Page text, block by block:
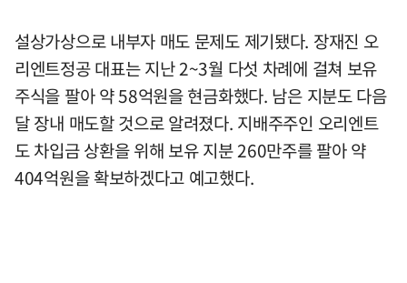
설상가상으로 내부자 매도 문제도 제기됐다. 장재진 오
리엔트정공 대표는 지난 2~3월 다섯 차례에 걸쳐 보유
주식을 팔아 약 58억원을 현금화했다. 남은 지분도 다음
달 장내 매도할 것으로 알려졌다. 지배주주인 오리엔트
도 차입금 상환을 위해 보유 지분 260만주를 팔아 약
404억원을 확보하겠다고 예고했다.